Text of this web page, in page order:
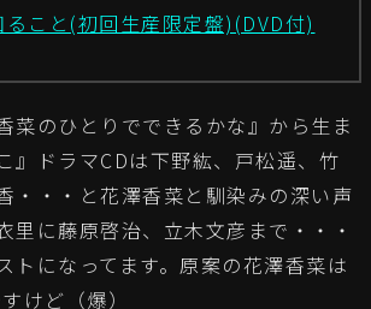
ること(初回生産限定盤)(DVD付)
菜のひとりでできるかな』から生ま
』ドラマCDは下野紘、戸松遥、竹
・・・と花澤香菜と馴染みの深い声
里に藤原啓治、立木文彦まで・・・
トになってます。原案の花澤香菜は
けど（爆）